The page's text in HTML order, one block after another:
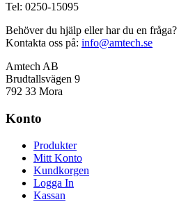
Tel: 0250-15095
Behöver du hjälp eller har du en fråga?
Kontakta oss på: info@amtech.se
Amtech AB
Brudtallsvägen 9
792 33 Mora
Konto
Produkter
Mitt Konto
Kundkorgen
Logga In
Kassan